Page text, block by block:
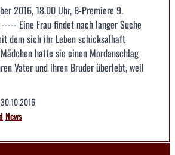
2016, 18.00 Uhr, B-Premiere 9.
----- Eine Frau findet nach langer Suche
dem sich ihr Leben schicksalhaft
hatte sie einen Mordanschlag
Vater und ihren Bruder überlebt, weil
30.10.2016
News